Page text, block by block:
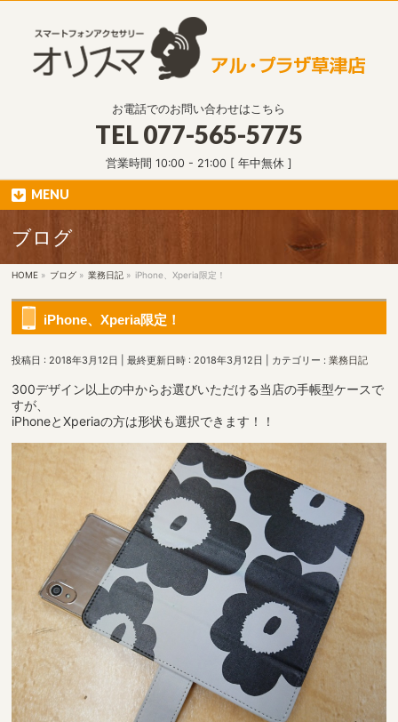
お電話でのお問い合わせはこちら
TEL077-565-5775
営業時間 10:00 - 21:00 [ 年中無休 ]
MENU
ブログ
HOME » ブログ » 業務日記 » iPhone、Xperia限定！
iPhone、Xperia限定！
投稿日 : 2018年3月12日 最終更新日時 : 2018年3月12日 カテゴリー :業務日記
300デザイン以上の中からお選びいただける当店の手帳型ケースで
すが、
iPhoneとXperiaの方は形状も選択できます！！